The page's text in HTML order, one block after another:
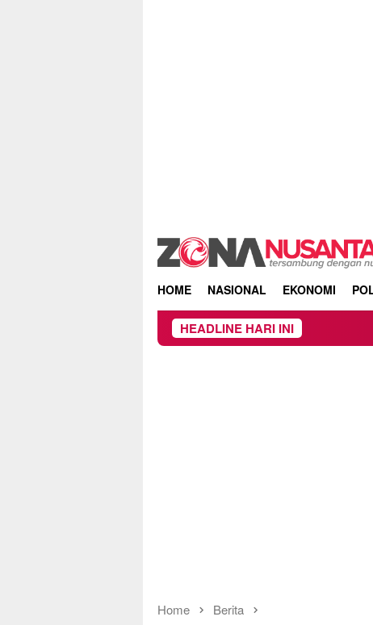
HOME NASIONAL EKONOMI
HEADLINE HARI INI Owner
Home Berita